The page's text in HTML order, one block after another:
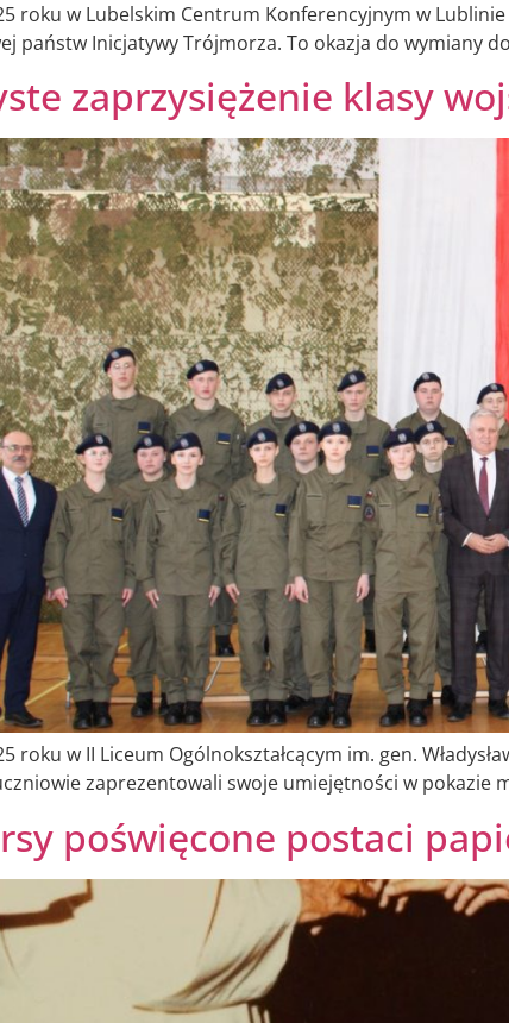
roku w Lubelskim Centrum Konferencyjnym w
państw Inicjatywy Trójmorza. To okazja do wymiany
zaprzysiężenie klasy
roku w II Liceum Ogólnokształcącym im. gen.
zaprezentowali swoje umiejętności w pokazie
poświęcone postaci